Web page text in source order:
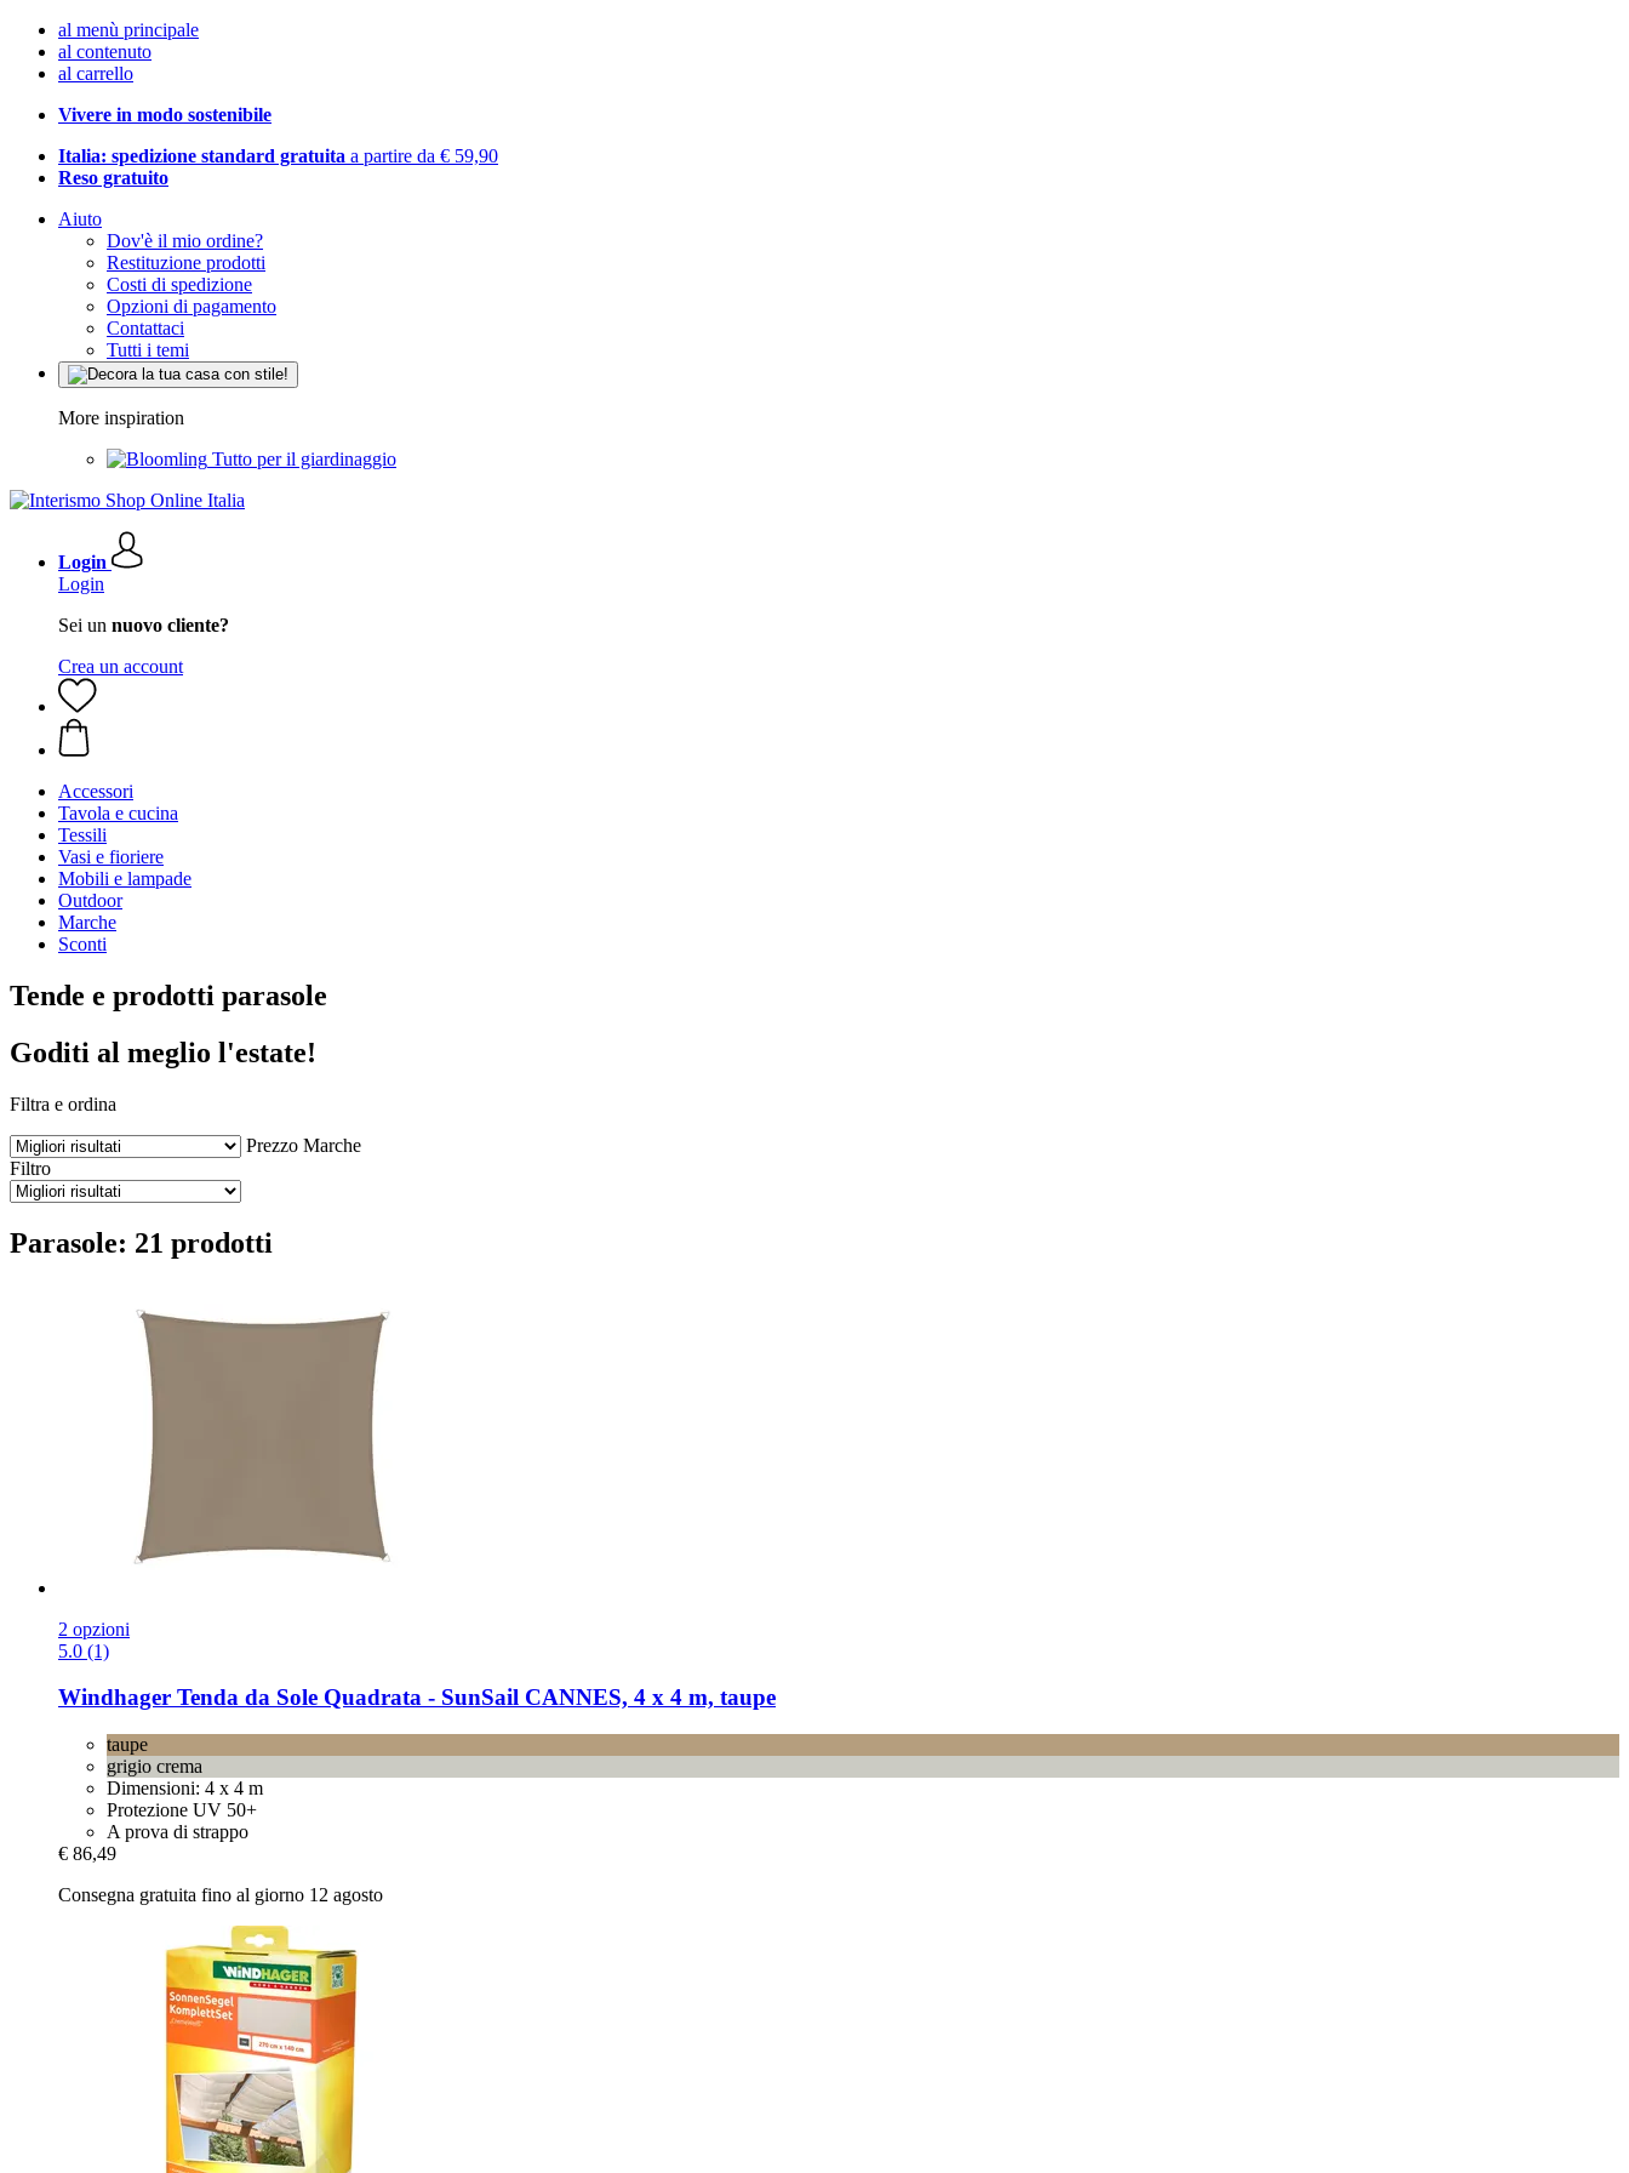
al menù principale
al contenuto
al carrello
Vivere in modo sostenibile
Italia: spedizione standard gratuita a partire da € 59,90
Reso gratuito
Aiuto
Dov'è il mio ordine?
Restituzione prodotti
Costi di spedizione
Opzioni di pagamento
Contattaci
Tutti i temi
More inspiration
Tutto per il giardinaggio
Login
Login
Sei un nuovo cliente?
Crea un account
Accessori
Tavola e cucina
Tessili
Vasi e fioriere
Mobili e lampade
Outdoor
Marche
Sconti
Tende e prodotti parasole
Goditi al meglio l'estate!
Filtra e ordina
Prezzo Marche
Filtro
Parasole: 21 prodotti
2 opzioni
5.0 (1)
Windhager Tenda da Sole Quadrata -​ SunSail CANNES, 4 x 4 m, taupe
taupe
grigio crema
Dimensioni: 4 x 4 m
Protezione UV 50+
A prova di strappo
€ 86,49
Consegna gratuita fino al giorno 12 agosto